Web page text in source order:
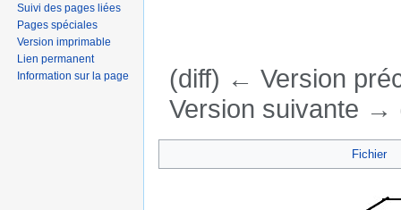
(diff) ← Version
Version suivante →
Fichier
Suivi des pages liées
Pages spéciales
Version imprimable
Lien permanent
Information sur la page